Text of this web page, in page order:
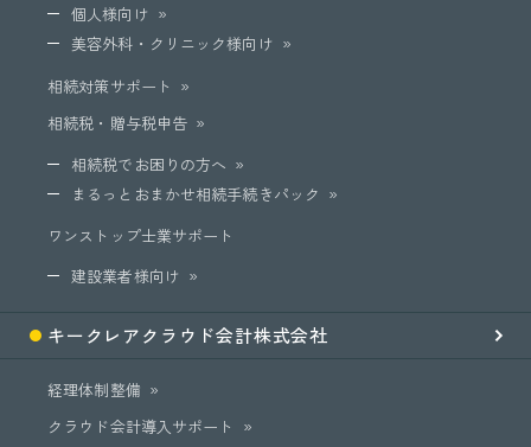
個人様向け
美容外科・クリニック様向け
相続対策サポート
相続税・贈与税申告
相続税でお困りの方へ
まるっとおまかせ相続手続きパック
ワンストップ士業サポート
建設業者様向け
キークレアクラウド会計株式会社
経理体制整備
クラウド会計導入サポート